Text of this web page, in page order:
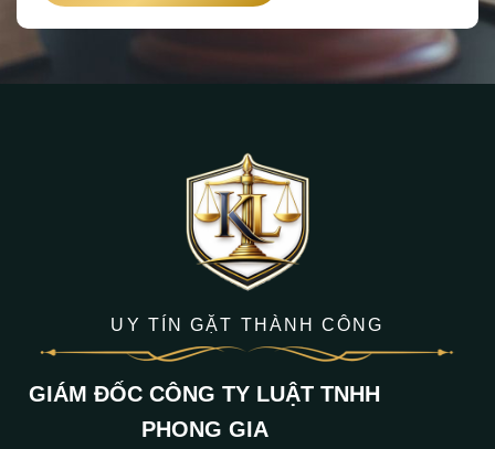
UY TÍN GẶT THÀNH CÔNG
GIÁM ĐỐC CÔNG TY LUẬT TNHH
PHONG GIA